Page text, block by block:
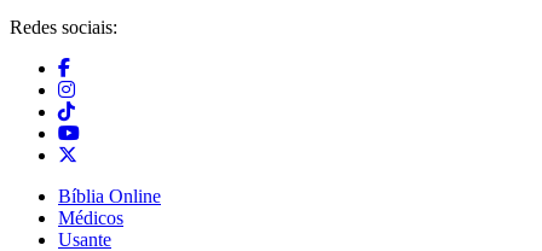
Redes sociais:
Bíblia Online
Médicos
Usante